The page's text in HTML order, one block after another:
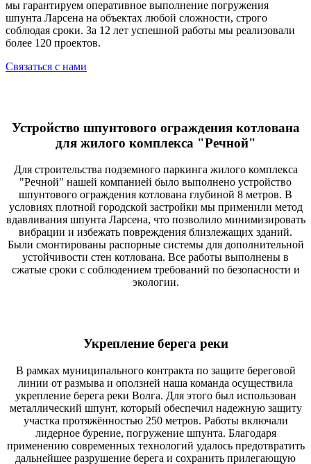
мы гарантируем оперативное выполнение погружения
шпунта Ларсена на объектах любой сложности, строго
соблюдая сроки. За 12 лет успешной работы мы реализовали
более 120 проектов.
Связаться с нами
Устройство шпунтового ограждения котлована
для жилого комплекса "Речной"
Для строительства подземного паркинга жилого комплекса
"Речной" нашей компанией было выполнено устройство
шпунтового ограждения котлована глубиной 8 метров. В
условиях плотной городской застройки мы применили метод
вдавливания шпунта Ларсена, что позволило минимизировать
вибрации и избежать повреждения близлежащих зданий.
Были смонтированы распорные системы для дополнительной
устойчивости стен котлована. Все работы выполнены в
сжатые сроки с соблюдением требований по безопасности и
экологии.
Укрепление берега реки
В рамках муниципального контракта по защите береговой
линии от размыва и оползней наша команда осуществила
укрепление берега реки Волга. Для этого был использован
металлический шпунт, который обеспечил надежную защиту
участка протяжённостью 250 метров. Работы включали
лидерное бурение, погружение шпунта. Благодаря
применению современных технологий удалось предотвратить
дальнейшее разрушение берега и сохранить прилегающую